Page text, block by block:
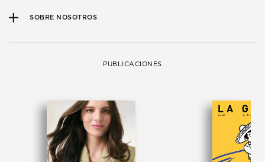
SOBRE NOSOTROS
PUBLICACIONES